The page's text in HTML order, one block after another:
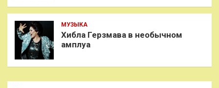
МУЗЫКА
Хибла Герзмава в необычном
амплуа